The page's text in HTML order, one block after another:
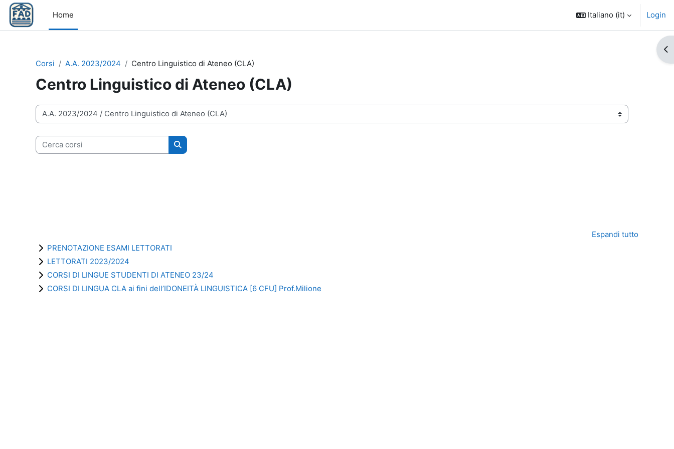
Vai al contenuto principale
Home
Italiano ‎(it)‎ Login
Corsi
A.A. 2023/2024 Centro Linguistico di Ateneo (CLA)
Centro Linguistico di Ateneo (CLA)
Categorie di corso
Cerca corsi
Cerca corsi
Espandi tutto
PRENOTAZIONE ESAMI LETTORATI
LETTORATI 2023/2024
CORSI DI LINGUE STUDENTI DI ATENEO 23/24
CORSI DI LINGUA CLA ai fini dell’IDONEITÀ LINGUISTICA [6 CFU] Prof.Milione